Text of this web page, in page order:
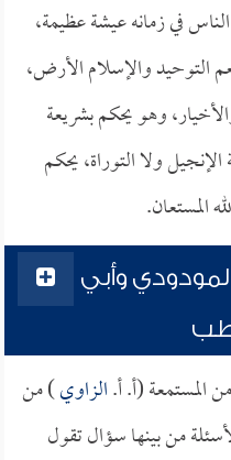
في زمانه عيشة عظيمة،
التوحيد والإسلام الأرض،
وهو يحكم بشريعة
ولا التوراة، يحكم
المستعان.
وأبي
المستمعة (أ. أ.الزاوي) من
من بينها سؤال تقول